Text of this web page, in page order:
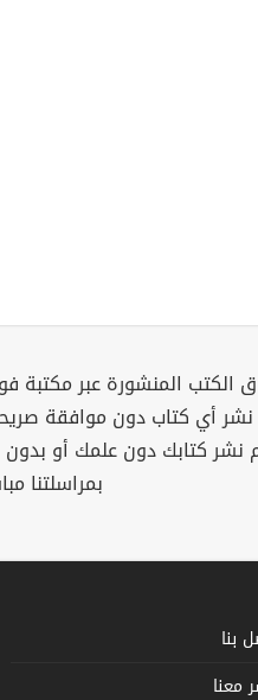
الكتب المنشورة عبر مكتبة
نشر أي كتاب دون موافقة
نشر كتابك دون علمك أو بدون
بمراسلتنا
بنا
معنا